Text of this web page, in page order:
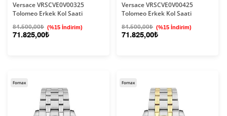
Versace VRSCVE0V00325
Tolomeo Erkek Kol Saati
84.500,00₺ (%15 İndirim)
71.825,00₺
Versace VRSCVE0V00425
Tolomeo Erkek Kol Saati
84.500,00₺ (%15 İndirim)
71.825,00₺
Fornax Fornax